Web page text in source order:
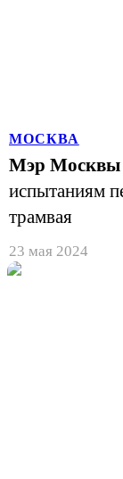
МОСКВА
Мэр Москвы
испытаниям
трамвая
23 мая 2024